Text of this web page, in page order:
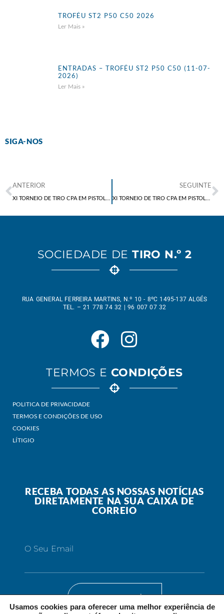
TROFÉU ST2 P50 C50 2026
Ler Mais »
ENTRADAS – TROFÉU ST2 P50 C50 (11-07-
2026)
Ler Mais »
SIGA-NOS
ANTERIOR SEGUINTE
SOCIEDADE DE TIRO N.º 2
RUA GENERAL FERREIRA MARTINS, N.º 10 - 8ºC 1495-137 ALGÉS
TEL. – 21 778 74 32 | 96 007 07 32
TERMOS E CONDIÇÕES
POLITICA DE PRIVACIDADE
TERMOS E CONDIÇÕES DE USO
COOKIES
LÍTIGIO
RECEBA TODAS AS NOSSAS NOTÍCIAS
DIRETAMENTE NA SUA CAIXA DE
CORREIO
O Seu Email
SUBSCREVER
Usamos cookies para oferecer uma melhor experiência de